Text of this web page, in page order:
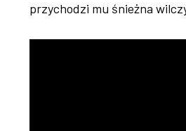
przychodzi mu śnieżna